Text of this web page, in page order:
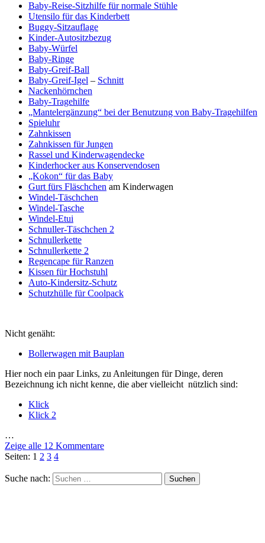
Baby-Reise-Sitzhilfe für normale Stühle
Utensilo für das Kinderbett
Buggy-Sitzauflage
Kinder-Autositzbezug
Baby-Würfel
Baby-Ringe
Baby-Greif-Ball
Baby-Greif-Igel – Schnitt
Nackenhörnchen
Baby-Tragehilfe
„Mantelergänzung“ bei der Benutzung von Baby-Tragehilfen
Spieluhr
Zahnkissen
Zahnkissen für Jungen
Rassel und Kinderwagendecke
Kinderhocker aus Konservendosen
„Kokon“ für das Baby
Gurt fürs Fläschchen am Kinderwagen
Windel-Täschchen
Windel-Tasche
Windel-Etui
Schnuller-Täschchen 2
Schnullerkette
Schnullerkette 2
Regencape für Ranzen
Kissen für Hochstuhl
Auto-Kindersitz-Schutz
Schutzhülle für Coolpack
Nicht genäht:
Bollerwagen mit Bauplan
Hier noch ein paar Links, zu Anleitungen für Dinge, deren
Bezeichnung ich nicht kenne, die aber vielleicht nützlich sind:
Klick
Klick 2
…
Zeige alle 12 Kommentare
Seiten: 1 2 3 4
Suche nach: